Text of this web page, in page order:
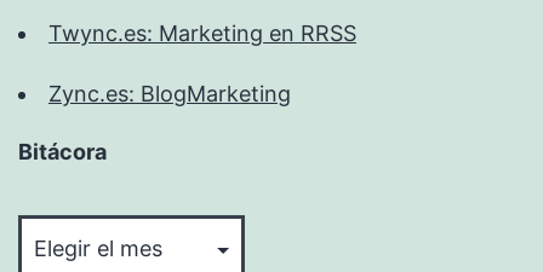
Twync.es: Marketing en RRSS
Zync.es: BlogMarketing
Bitácora